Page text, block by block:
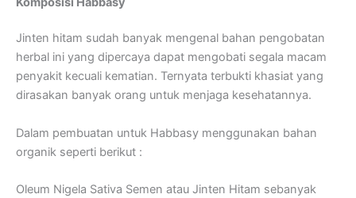
Jinten hitam sudah banyak mengenal bahan pengobatan
herbal ini yang dipercaya dapat mengobati segala macam
penyakit kecuali kematian. Ternyata terbukti khasiat yang
dirasakan banyak orang untuk menjaga kesehatannya.
Dalam pembuatan untuk Habbasy menggunakan bahan
organik seperti berikut :
Oleum Nigela Sativa Semen atau Jinten Hitam sebanyak